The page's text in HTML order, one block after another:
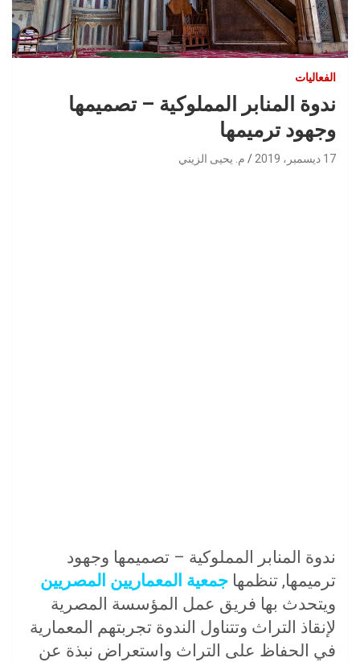
الفعاليات
ندوة المنابر المملوكية – تصميمها
وجهود ترميمها
17 ديسمبر، 2019 م. يحيى الزيني
ندوة المنابر المملوكية – تصميمها وجهود
ترميمها, تنظمها جمعية المعماريين المصريين
ويتحدث بها فريق عمل المؤسسة المصرية
لإنقاذ التراث وتتناول الندوة تجربتهم المعمارية
في الحفاظ على التراث واستعراض نبذة عن